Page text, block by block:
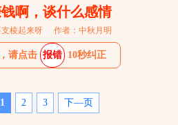
啊，谈什么感情
棱起来呀 作者：中秋月明
请点击 报错 10秒纠正
1 2 3 下—页